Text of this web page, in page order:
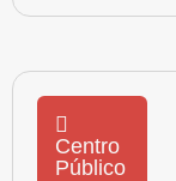
Centro
Público